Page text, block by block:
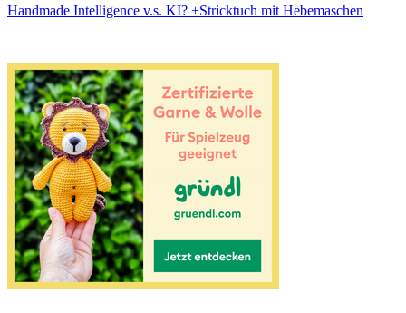
Beitragsnavigation
Handmade Intelligence v.s. KI? +Stricktuch mit Hebemaschen